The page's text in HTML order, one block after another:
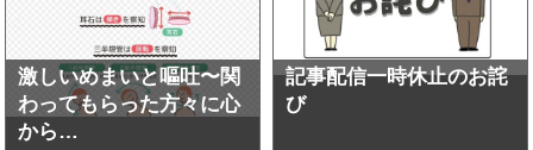
激しいめまいと嘔吐〜関
わってもらった方々に心
から…
記事配信一時休止のお詫
び